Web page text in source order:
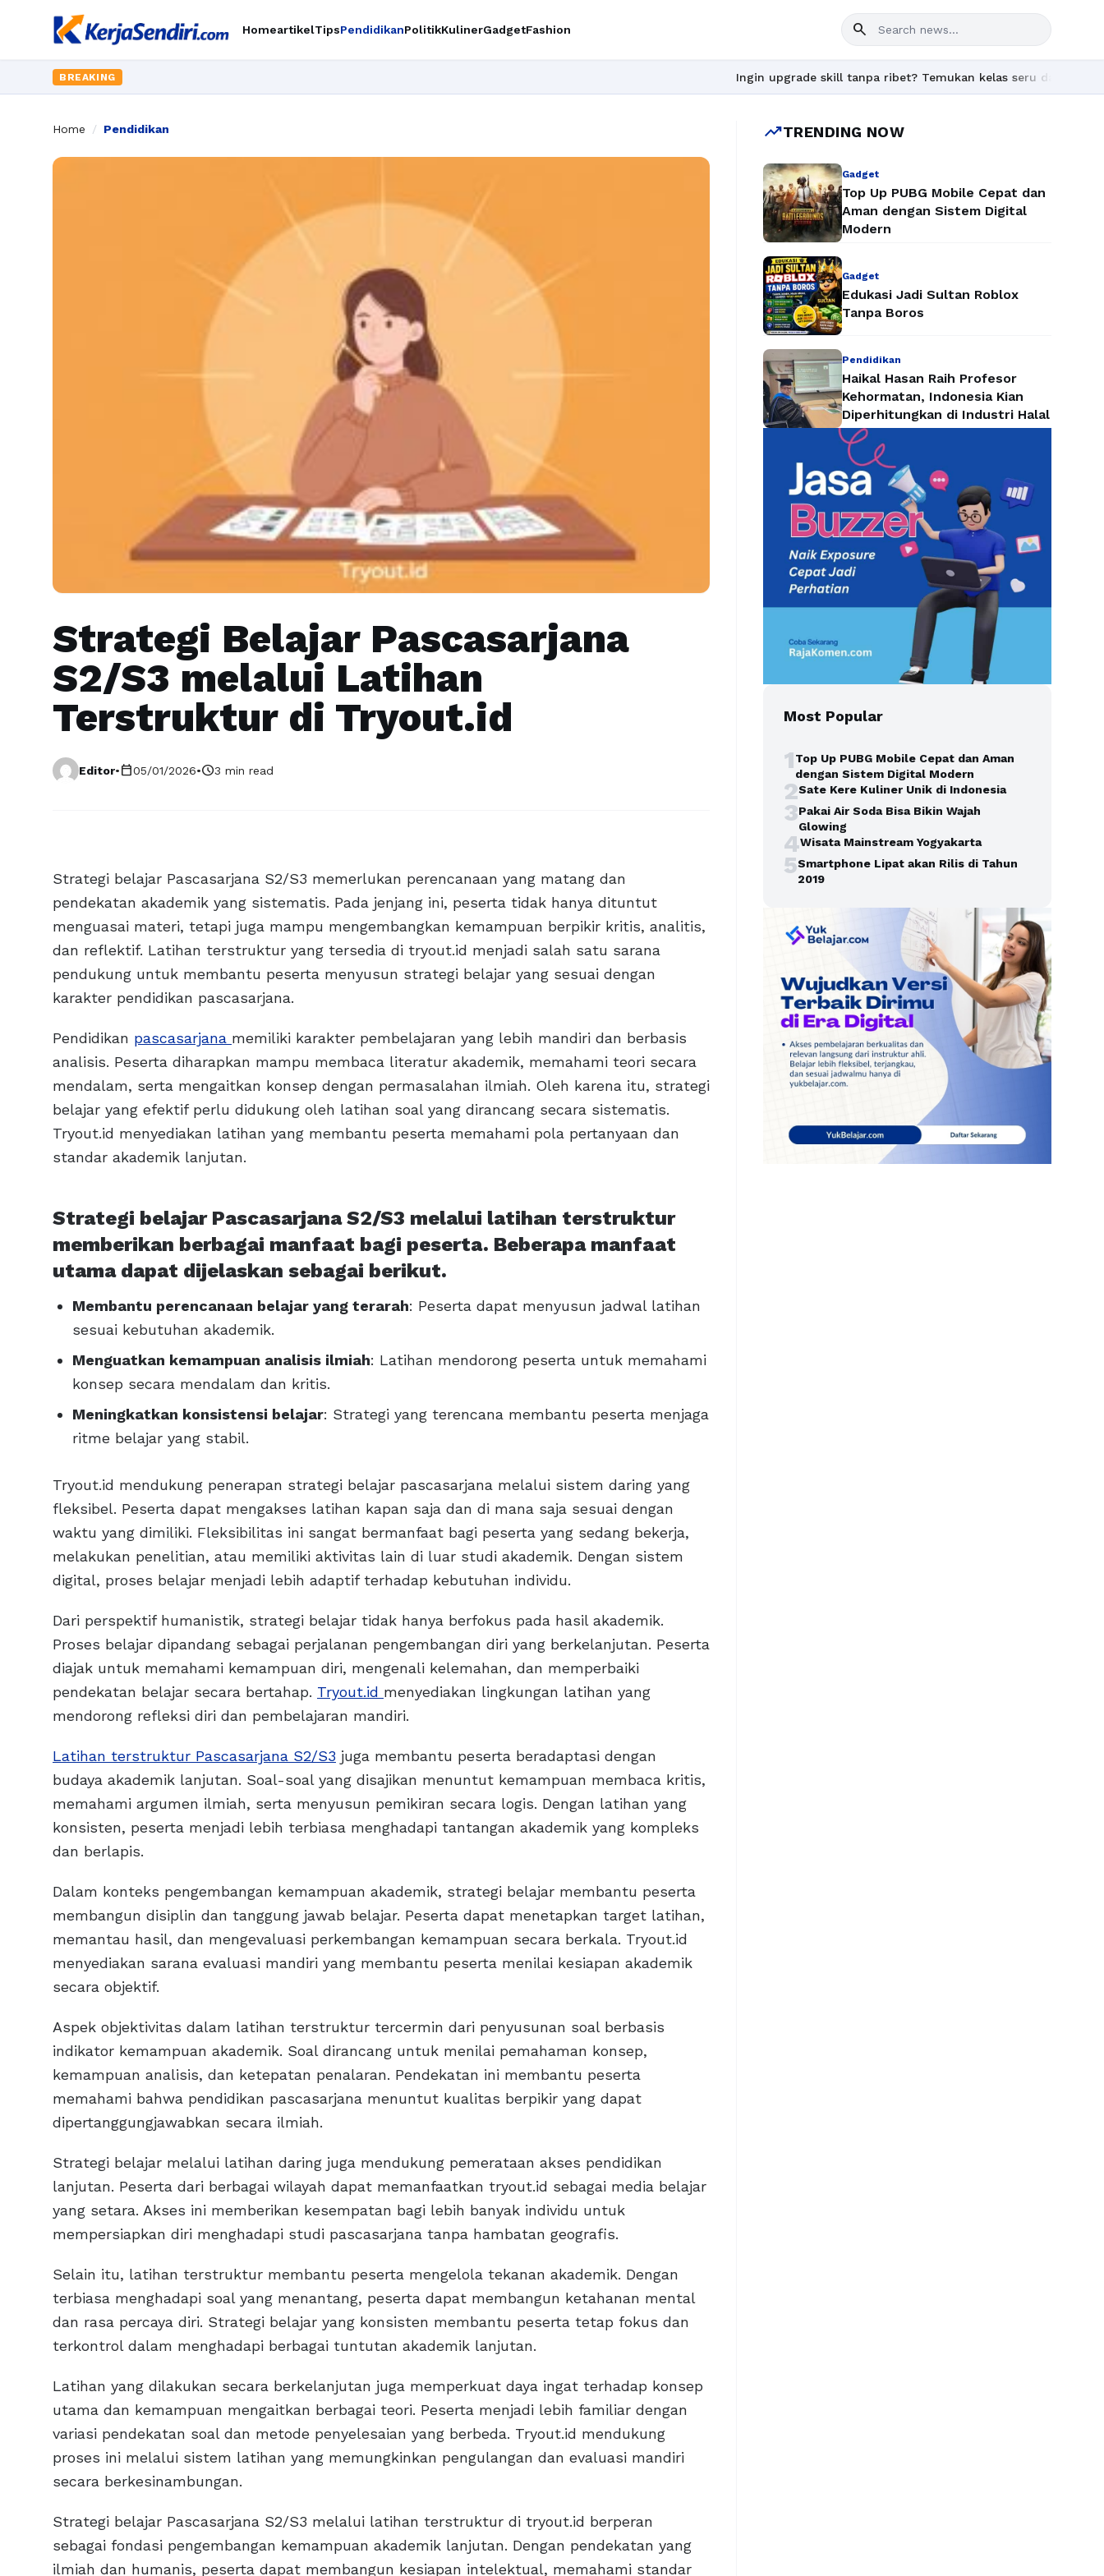
HomeartikelTipsPendidikanPolitikKulinerGadgetFashion search
BREAKING Ingin upgrade skill tanpa ribet? Temukan kelas seru dan materi lengkap
Home / Pendidikan
Strategi Belajar Pascasarjana
S2/S3 melalui Latihan
Terstruktur di Tryout.id
Editor•calendar_today05/01/2026•schedule3 min read
Strategi belajar Pascasarjana S2/S3 memerlukan perencanaan yang matang dan
pendekatan akademik yang sistematis. Pada jenjang ini, peserta tidak hanya dituntut
menguasai materi, tetapi juga mampu mengembangkan kemampuan berpikir kritis, analitis,
dan reflektif. Latihan terstruktur yang tersedia di tryout.id menjadi salah satu sarana
pendukung untuk membantu peserta menyusun strategi belajar yang sesuai dengan
karakter pendidikan pascasarjana.
Pendidikan pascasarjana memiliki karakter pembelajaran yang lebih mandiri dan berbasis
analisis. Peserta diharapkan mampu membaca literatur akademik, memahami teori secara
mendalam, serta mengaitkan konsep dengan permasalahan ilmiah. Oleh karena itu, strategi
belajar yang efektif perlu didukung oleh latihan soal yang dirancang secara sistematis.
Tryout.id menyediakan latihan yang membantu peserta memahami pola pertanyaan dan
standar akademik lanjutan.
Strategi belajar Pascasarjana S2/S3 melalui latihan terstruktur
memberikan berbagai manfaat bagi peserta. Beberapa manfaat
utama dapat dijelaskan sebagai berikut.
Membantu perencanaan belajar yang terarah: Peserta dapat menyusun jadwal latihan
sesuai kebutuhan akademik.
Menguatkan kemampuan analisis ilmiah: Latihan mendorong peserta untuk memahami
konsep secara mendalam dan kritis.
Meningkatkan konsistensi belajar: Strategi yang terencana membantu peserta menjaga
ritme belajar yang stabil.
Tryout.id mendukung penerapan strategi belajar pascasarjana melalui sistem daring yang
fleksibel. Peserta dapat mengakses latihan kapan saja dan di mana saja sesuai dengan
waktu yang dimiliki. Fleksibilitas ini sangat bermanfaat bagi peserta yang sedang bekerja,
melakukan penelitian, atau memiliki aktivitas lain di luar studi akademik. Dengan sistem
digital, proses belajar menjadi lebih adaptif terhadap kebutuhan individu.
Dari perspektif humanistik, strategi belajar tidak hanya berfokus pada hasil akademik.
Proses belajar dipandang sebagai perjalanan pengembangan diri yang berkelanjutan. Peserta
diajak untuk memahami kemampuan diri, mengenali kelemahan, dan memperbaiki
pendekatan belajar secara bertahap. Tryout.id menyediakan lingkungan latihan yang
mendorong refleksi diri dan pembelajaran mandiri.
Latihan terstruktur Pascasarjana S2/S3 juga membantu peserta beradaptasi dengan
budaya akademik lanjutan. Soal-soal yang disajikan menuntut kemampuan membaca kritis,
memahami argumen ilmiah, serta menyusun pemikiran secara logis. Dengan latihan yang
konsisten, peserta menjadi lebih terbiasa menghadapi tantangan akademik yang kompleks
dan berlapis.
Dalam konteks pengembangan kemampuan akademik, strategi belajar membantu peserta
membangun disiplin dan tanggung jawab belajar. Peserta dapat menetapkan target latihan,
memantau hasil, dan mengevaluasi perkembangan kemampuan secara berkala. Tryout.id
menyediakan sarana evaluasi mandiri yang membantu peserta menilai kesiapan akademik
secara objektif.
Aspek objektivitas dalam latihan terstruktur tercermin dari penyusunan soal berbasis
indikator kemampuan akademik. Soal dirancang untuk menilai pemahaman konsep,
kemampuan analisis, dan ketepatan penalaran. Pendekatan ini membantu peserta
memahami bahwa pendidikan pascasarjana menuntut kualitas berpikir yang dapat
dipertanggungjawabkan secara ilmiah.
Strategi belajar melalui latihan daring juga mendukung pemerataan akses pendidikan
lanjutan. Peserta dari berbagai wilayah dapat memanfaatkan tryout.id sebagai media belajar
yang setara. Akses ini memberikan kesempatan bagi lebih banyak individu untuk
mempersiapkan diri menghadapi studi pascasarjana tanpa hambatan geografis.
Selain itu, latihan terstruktur membantu peserta mengelola tekanan akademik. Dengan
terbiasa menghadapi soal yang menantang, peserta dapat membangun ketahanan mental
dan rasa percaya diri. Strategi belajar yang konsisten membantu peserta tetap fokus dan
terkontrol dalam menghadapi berbagai tuntutan akademik lanjutan.
Latihan yang dilakukan secara berkelanjutan juga memperkuat daya ingat terhadap konsep
utama dan kemampuan mengaitkan berbagai teori. Peserta menjadi lebih familiar dengan
variasi pendekatan soal dan metode penyelesaian yang berbeda. Tryout.id mendukung
proses ini melalui sistem latihan yang memungkinkan pengulangan dan evaluasi mandiri
secara berkesinambungan.
Strategi belajar Pascasarjana S2/S3 melalui latihan terstruktur di tryout.id berperan
sebagai fondasi pengembangan kemampuan akademik lanjutan. Dengan pendekatan yang
ilmiah dan humanis, peserta dapat membangun kesiapan intelektual, memahami standar
trending_upTRENDING NOW
Gadget
Top Up PUBG Mobile Cepat dan
Aman dengan Sistem Digital
Modern
Gadget
Edukasi Jadi Sultan Roblox
Tanpa Boros
Pendidikan
Haikal Hasan Raih Profesor
Kehormatan, Indonesia Kian
Diperhitungkan di Industri Halal
Most Popular
1Top Up PUBG Mobile Cepat dan Aman
dengan Sistem Digital Modern
2Sate Kere Kuliner Unik di Indonesia
3Pakai Air Soda Bisa Bikin Wajah
Glowing
4Wisata Mainstream Yogyakarta
5Smartphone Lipat akan Rilis di Tahun
2019